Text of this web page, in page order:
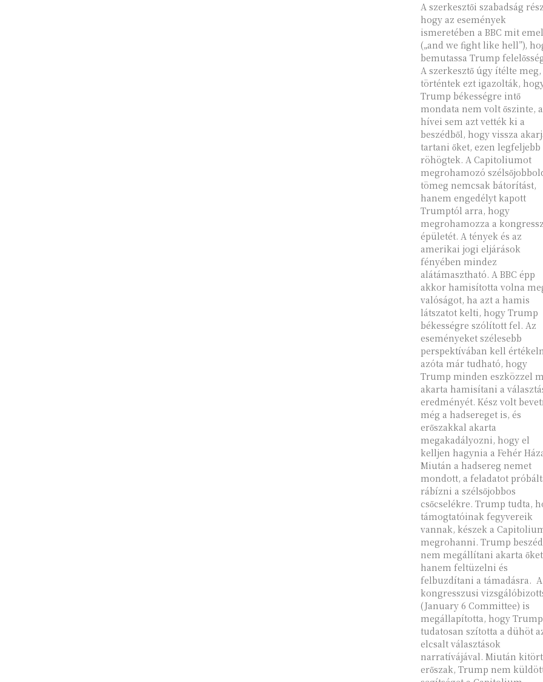
A szerkesztői szabadság
hogy az események
ismeretében a BBC mit
(„and we fight like hell”),
bemutassa Trump
A szerkesztő úgy ítélte meg,
történtek ezt igazolták,
Trump békességre intő
mondata nem volt őszinte, a
hívei sem azt vették ki a
beszédből, hogy vissza
tartani őket, ezen legfeljebb
röhögtek. A Capitoliumot
megrohamozó
tömeg nemcsak bátorítást,
hanem engedélyt kapott
Trumptól arra, hogy
megrohamozza a
épületét. A tények és az
amerikai jogi eljárások
fényében mindez
alátámasztható. A BBC épp
akkor hamisította volna
valóságot, ha azt a hamis
látszatot kelti, hogy Trump
békességre szólított fel. Az
eseményeket szélesebb
perspektívában kell
azóta már tudható, hogy
Trump minden eszközzel
akarta hamisítani a
eredményét. Kész volt
még a hadsereget is, és
erőszakkal akarta
megakadályozni, hogy el
kelljen hagynia a Fehér
Miután a hadsereg nemet
mondott, a feladatot
rábízni a szélsőjobbos
csőcselékre. Trump tudta, hogy
támogtatóinak fegyvereik
vannak, készek a
megrohanni. Trump
nem megállítani akarta
hanem feltüzelni és
felbuzdítani a támadásra. A
kongresszusi
(January 6 Committee) is
megállapította, hogy Trump
tudatosan szította a dühöt
elcsalt választások
narratívájával. Miután kitört az
erőszak, Trump nem